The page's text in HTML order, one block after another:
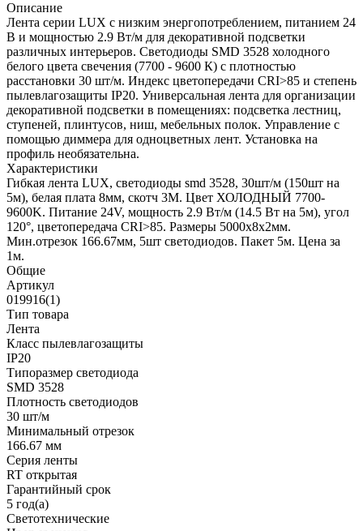
Описание
Лента серии LUX с низким энергопотреблением, питанием 24
В и мощностью 2.9 Вт/м для декоративной подсветки
различных интерьеров. Светодиоды SMD 3528 холодного
белого цвета свечения (7700 - 9600 К) с плотностью
расстановки 30 шт/м. Индекс цветопередачи CRI>85 и степень
пылевлагозащиты IP20. Универсальная лента для организации
декоративной подсветки в помещениях: подсветка лестниц,
ступеней, плинтусов, ниш, мебельных полок. Управление с
помощью диммера для одноцветных лент. Установка на
профиль необязательна.
Характеристики
Гибкая лента LUX, светодиоды smd 3528, 30шт/м (150шт на
5м), белая плата 8мм, скотч 3М. Цвет ХОЛОДНЫЙ 7700-
9600K. Питание 24V, мощность 2.9 Вт/м (14.5 Вт на 5м), угол
120°, цветопередача CRI>85. Размеры 5000х8x2мм.
Мин.отрезок 166.67мм, 5шт светодиодов. Пакет 5м. Цена за
1м.
Общие
Артикул
019916(1)
Тип товара
Лента
Класс пылевлагозащиты
IP20
Типоразмер светодиода
SMD 3528
Плотность светодиодов
30 шт/м
Минимальный отрезок
166.67 мм
Серия ленты
RT открытая
Гарантийный срок
5 год(а)
Светотехнические